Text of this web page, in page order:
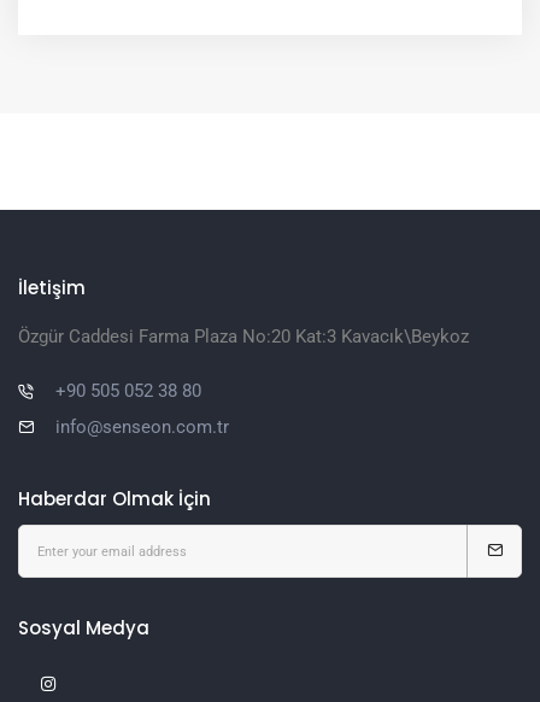
İletişim
Özgür Caddesi Farma Plaza No:20 Kat:3 Kavacık\Beykoz
+90 505 052 38 80
info@senseon.com.tr
Haberdar Olmak İçin
Sosyal Medya